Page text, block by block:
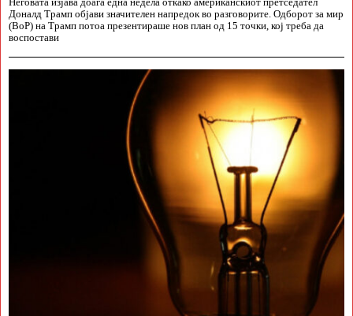
Неговата изјава доаѓа една недела откако американскиот претседател
Доналд Трамп објави значителен напредок во разговорите. Одборот за мир
(BoP) на Трамп потоа презентираше нов план од 15 точки, кој треба да
воспостави